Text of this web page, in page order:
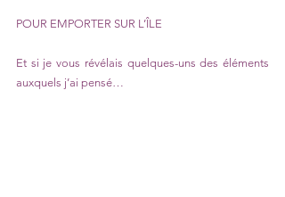
POUR EMPORTER SUR L’ÎLE
Et si je vous révélais quelques-uns des éléments
auxquels j’ai pensé…